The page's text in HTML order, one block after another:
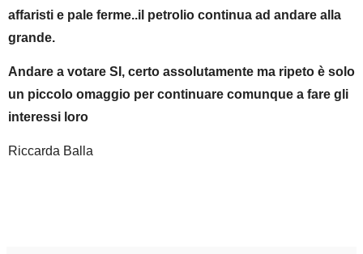
affaristi e pale ferme..il petrolio continua ad andare alla
grande.
Andare a votare SI, certo assolutamente ma ripeto è solo
un piccolo omaggio per continuare comunque a fare gli
interessi loro
Riccarda Balla